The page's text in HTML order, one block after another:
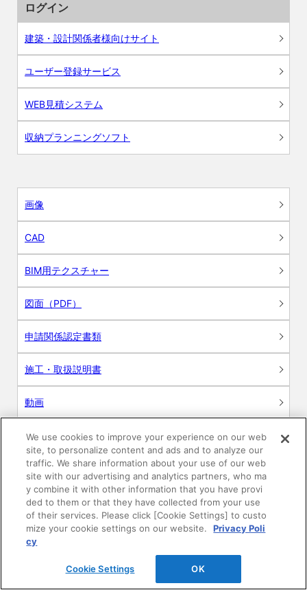
ログイン
建築・設計関係者様向けサイト
ユーザー登録サービス
WEB見積システム
収納プランニングソフト
画像
CAD
BIM用テクスチャー
図面（PDF）
申請関係認定書類
施工・取扱説明書
動画
シミュレーションツール
24時間換気システム〈エアスマート〉
簡易設計見積ソフト
R&Dセンター環境測定・分析サービス
商品マスター申し込み
We use cookies to improve your experience on our web
site, to personalize content and ads and to analyze our
traffic. We share information about your use of our web
site with our advertising and analytics partners, who ma
y combine it with other information that you have provi
ded to them or that they have collected from your use
of their services. Please click [Cookie Settings] to custo
mize your cookie settings on our website.
Privacy Poli
cy
Cookie Settings OK